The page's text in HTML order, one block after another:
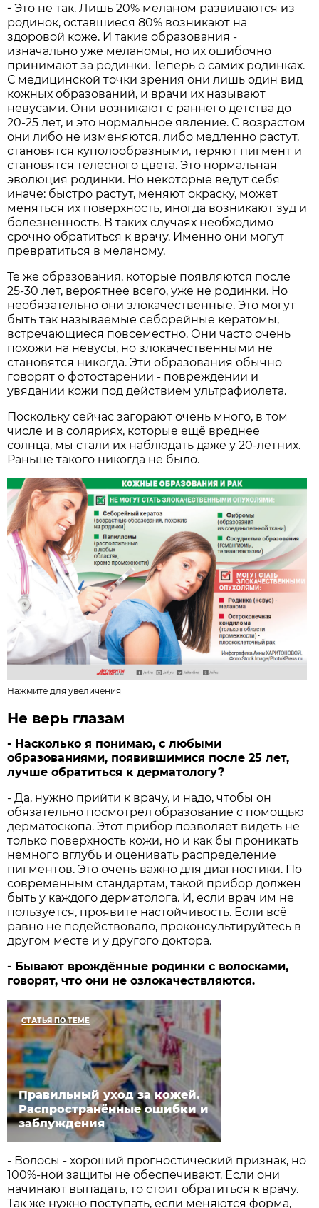
- Это не так. Лишь 20% меланом развиваются из
родинок, оставшиеся 80% возникают на
здоровой коже. И такие образования -
изначально уже меланомы, но их ошибочно
принимают за родинки. Теперь о самих родинках.
С медицинской точки зрения они лишь один вид
кожных образований, и врачи их называют
невусами. Они возникают с раннего детства до
20-25 лет, и это нормальное явление. С возрастом
они либо не изменяются, либо медленно растут,
становятся куполообразными, теряют пигмент и
становятся телесного цвета. Это нормальная
эволюция родинки. Но некоторые ведут себя
иначе: быстро растут, меняют окраску, может
меняться их поверхность, иногда возникают зуд и
болезненность. В таких случаях необходимо
срочно обратиться к врачу. Именно они могут
превратиться в меланому.
Те же образования, которые появляются после
25-30 лет, вероятнее всего, уже не родинки. Но
необязательно они злокачественные. Это могут
быть так называемые себорейные кератомы,
встречающиеся повсеместно. Они часто очень
похожи на невусы, но злокачественными не
становятся никогда. Эти образования обычно
говорят о фотостарении - повреждении и
увядании кожи под действием ультрафиолета.
Поскольку сейчас загорают очень много, в том
числе и в соляриях, которые ещё вреднее
солнца, мы стали их наблюдать даже у 20-летних.
Раньше такого никогда не было.
Нажмите для увеличения
Не верь глазам
- Насколько я понимаю, с любыми
образованиями, появившимися после 25 лет,
лучше обратиться к дерматологу?
- Да, нужно прийти к врачу, и надо, чтобы он
обязательно посмотрел образование с помощью
дерматоскопа. Этот прибор позволяет видеть не
только поверхность кожи, но и как бы проникать
немного вглубь и оценивать распределение
пигментов. Это очень важно для диагностики. По
современным стандартам, такой прибор должен
быть у каждого дерматолога. И, если врач им не
пользуется, проявите настойчивость. Если всё
равно не подействовало, проконсультируйтесь в
другом месте и у другого доктора.
- Бывают врождённые родинки с волосками,
говорят, что они не озлокачествляются.
СТАТЬЯ ПО ТЕМЕ
Правильный уход за кожей.
Распространённые ошибки и
заблуждения
- Волосы - хороший прогностический признак, но
1­00%-ной защиты не обеспечивают. Если они
начинают выпадать, то стоит обратиться к врачу.
Так же нужно поступать, если меняются форма,